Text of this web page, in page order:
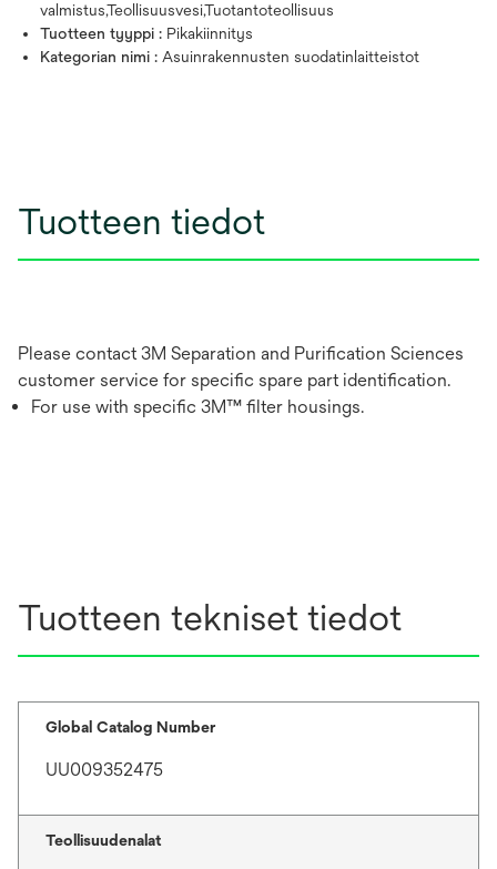
valmistus,Teollisuusvesi,Tuotantoteollisuus
Tuotteen tyyppi : Pikakiinnitys
Kategorian nimi : Asuinrakennusten suodatinlaitteistot
Tuotteen tiedot
Please contact 3M Separation and Purification Sciences
customer service for specific spare part identification.
For use with specific 3M™ filter housings.
Tuotteen tekniset tiedot
Global Catalog Number
UU009352475
Teollisuudenalat